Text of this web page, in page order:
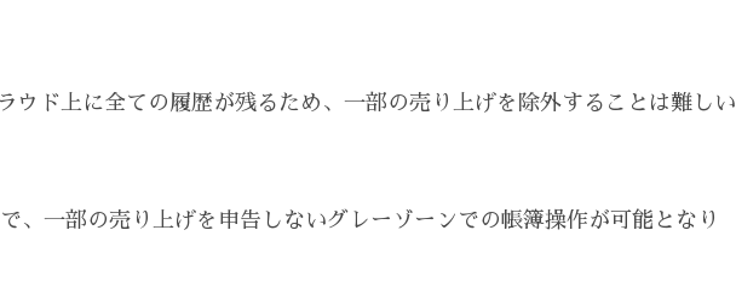
ウド上に全ての履歴が残るため、一部の売り上げを除外することは難しい
、一部の売り上げを申告しないグレーゾーンでの帳簿操作が可能となり